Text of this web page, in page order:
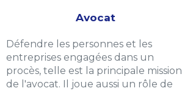
Avocat
Défendre les personnes et les
entreprises engagées dans un
procès, telle est la principale mission
de l'avocat. Il joue aussi un rôle de